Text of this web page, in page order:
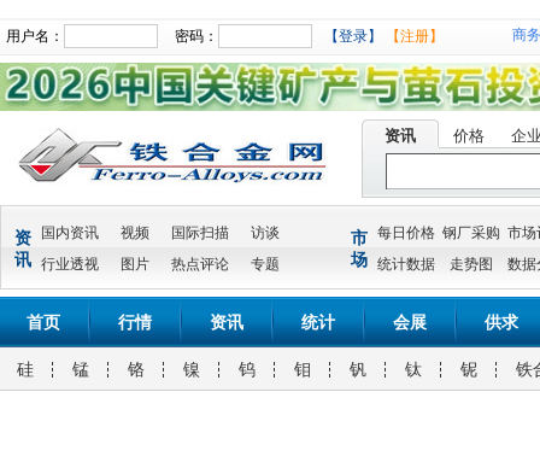
用户名： 密码： 【登录】 【注册】 商
资讯 价格 企
资
讯
国内资讯 视频 国际扫描
访谈
行业透视
图片 热点评论 专题
市
场
每日价格 钢厂采购 市场
统计数据
走势图 数据
首页 行情 资讯 统计 会展 供求
硅 锰 铬 镍 钨 钼 钒 钛 铌 铁